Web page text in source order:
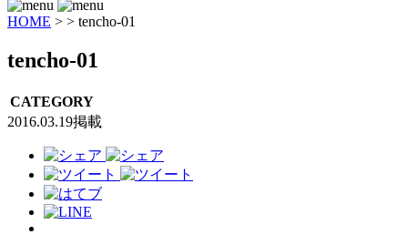
HOME > > tencho-01
tencho-01
CATEGORY
2016.03.19掲載